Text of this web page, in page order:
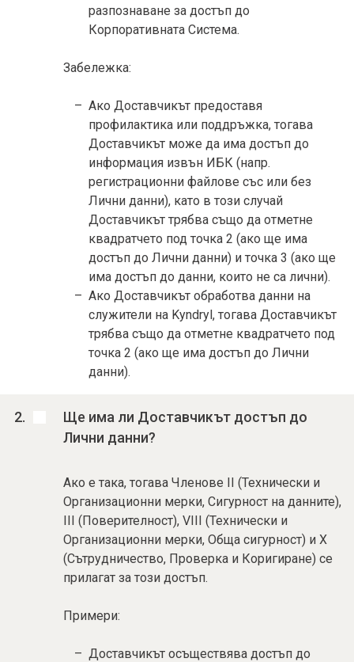
разпознаване за достъп до
Корпоративната Система.
Забележка:
Ако Доставчикът предоставя
профилактика или поддръжка, тогава
Доставчикът може да има достъп до
информация извън ИБК (напр.
регистрационни файлове със или без
Лични данни), като в този случай
Доставчикът трябва също да отметне
квадратчето под точка 2 (ако ще има
достъп до Лични данни) и точка 3 (ако ще
има достъп до данни, които не са лични).
Ако Доставчикът обработва данни на
служители на Kyndryl, тогава Доставчикът
трябва също да отметне квадратчето под
точка 2 (ако ще има достъп до Лични
данни).
Ще има ли Доставчикът достъп до
Лични данни?
Ако е така, тогава Членове II (Технически и
Организационни мерки, Сигурност на данните),
III (Поверителност), VIII (Технически и
Организационни мерки, Обща сигурност) и X
(Сътрудничество, Проверка и Коригиране) се
прилагат за този достъп.
Примери:
Доставчикът осъществява достъп до